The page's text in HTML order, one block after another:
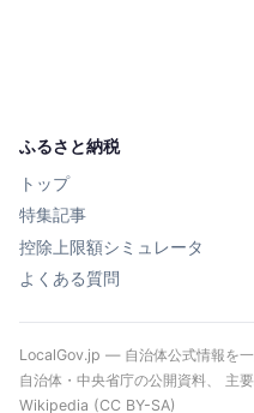
ふるさと納税
トップ
特集記事
控除上限額シミュレータ
よくある質問
LocalGov.jp — 自治体公式情報を
自治体・中央省庁の公開資料、 主
Wikipedia (CC BY-SA)